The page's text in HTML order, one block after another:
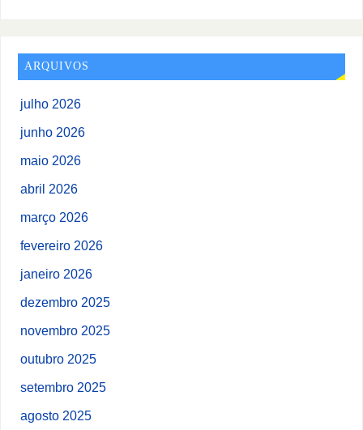
ARQUIVOS
julho 2026
junho 2026
maio 2026
abril 2026
março 2026
fevereiro 2026
janeiro 2026
dezembro 2025
novembro 2025
outubro 2025
setembro 2025
agosto 2025